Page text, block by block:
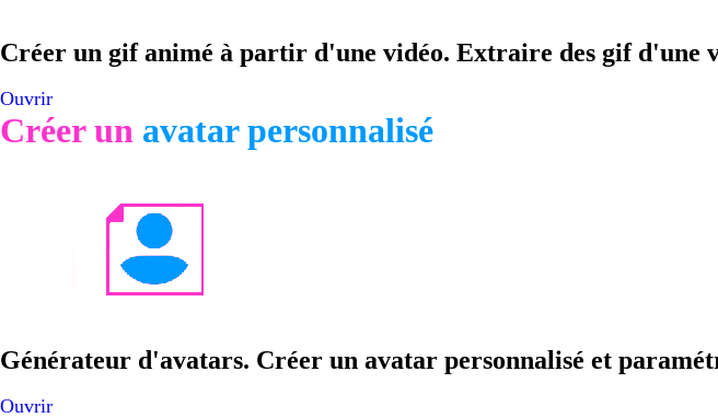
Créer un gif animé à partir d'une vidéo. Extraire des gif d'une
Ouvrir
Créer un avatar personnalisé
Générateur d'avatars. Créer un avatar personnalisé et
Ouvrir